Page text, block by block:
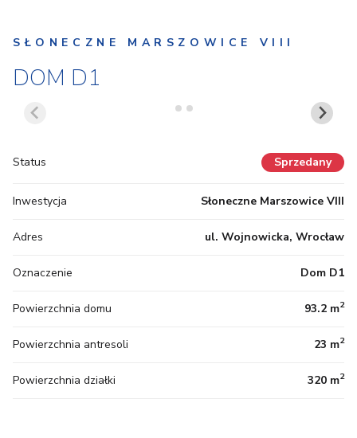
SŁONECZNE MARSZOWICE VIII
DOM D1
Status Sprzedany
Inwestycja Słoneczne Marszowice VIII
Adres ul. Wojnowicka, Wrocław
Oznaczenie Dom D1
Powierzchnia domu 93.2 m2
Powierzchnia antresoli 23 m2
Powierzchnia działki 320 m2